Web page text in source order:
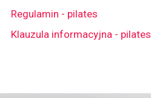
Regulamin - pilates
Klauzula informacyjna - pilates